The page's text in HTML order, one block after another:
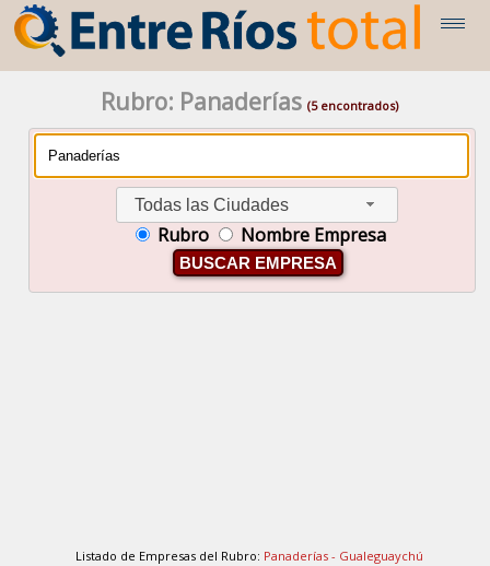
Rubro: Panaderías(5 encontrados)
Todas las Ciudades
Rubro Nombre Empresa
BUSCAR EMPRESA
Listado de Empresas del Rubro: Panaderías - Gualeguaychú